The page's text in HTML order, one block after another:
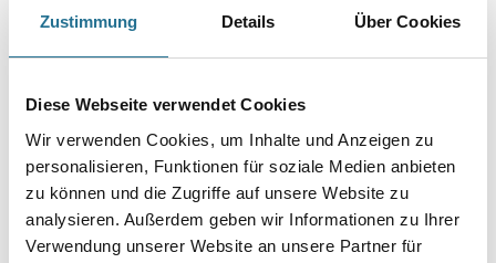
Zustimmung Details Über Cookies
Diese Webseite verwendet Cookies
Wir verwenden Cookies, um Inhalte und Anzeigen zu
personalisieren, Funktionen für soziale Medien anbieten
zu können und die Zugriffe auf unsere Website zu
analysieren. Außerdem geben wir Informationen zu Ihrer
Verwendung unserer Website an unsere Partner für
Umrechnungsfaktoren